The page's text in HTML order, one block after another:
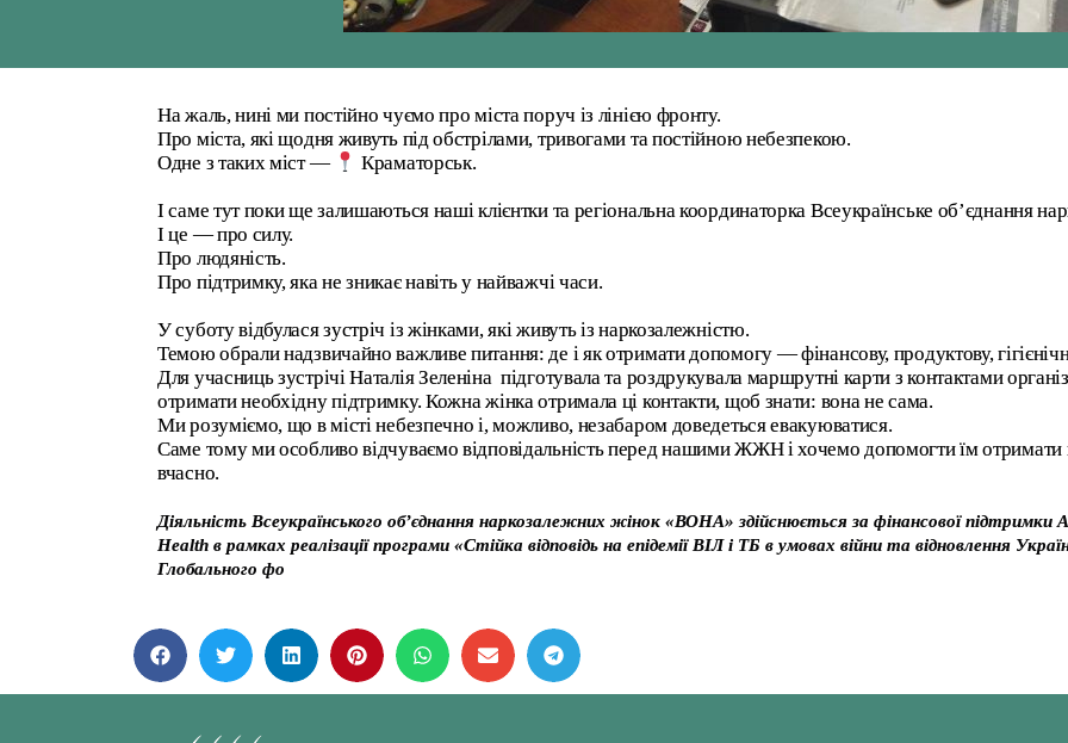
На жаль, нині ми постійно чуємо про міста поруч із лінією фронту.
Про міста, які щодня живуть під обстрілами, тривогами та постійною небезпекою.
Одне з таких міст —
Краматорськ.
І саме тут поки ще залишаються наші клієнтки та регіональна координаторка Всеукраїнське об’єднання
І це — про силу.
Про людяність.
Про підтримку, яка не зникає навіть у найважчі часи.
У суботу відбулася зустріч із жінками, які живуть із наркозалежністю.
Темою обрали надзвичайно важливе питання: де і як отримати допомогу — фінансову, продуктову,
Для учасниць зустрічі Наталія Зеленіна підготувала та роздрукувала маршрутні карти з контактами
отримати необхідну підтримку. Кожна жінка отримала ці контакти, щоб знати: вона не сама.
Ми розуміємо, що в місті небезпечно і, можливо, незабаром доведеться евакуюватися.
Саме тому ми особливо відчуваємо відповідальність перед нашими ЖЖН і хочемо допомогти їм
вчасно.
Діяльність Всеукраїнського об’єднання наркозалежних жінок «ВОНА» здійснюється за фінансової підтримки
Health в рамках реалізації програми «Стійка відповідь на епідемії ВІЛ і ТБ в умовах війни та відновлення
Глобального фо